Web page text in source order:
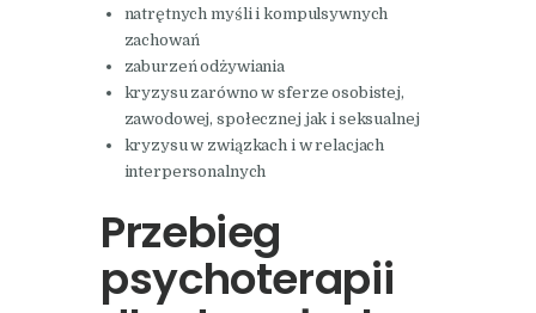
natrętnych myśli i kompulsywnych
zachowań
zaburzeń odżywiania
kryzysu zarówno w sferze osobistej,
zawodowej, społecznej jak i seksualnej
kryzysu w związkach i w relacjach
interpersonalnych
Przebieg
psychoterapii